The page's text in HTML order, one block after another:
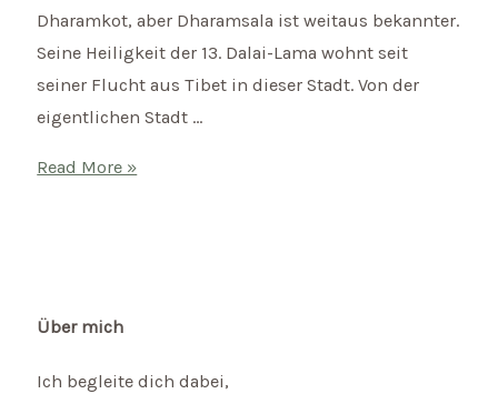
Dharamkot, aber Dharamsala ist weitaus bekannter.
Seine Heiligkeit der 13. Dalai-Lama wohnt seit
seiner Flucht aus Tibet in dieser Stadt. Von der
eigentlichen Stadt …
Dharamsala
schönes
im
Read More »
Über mich
Ich begleite dich dabei,